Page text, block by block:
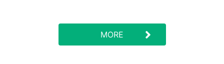
MORE